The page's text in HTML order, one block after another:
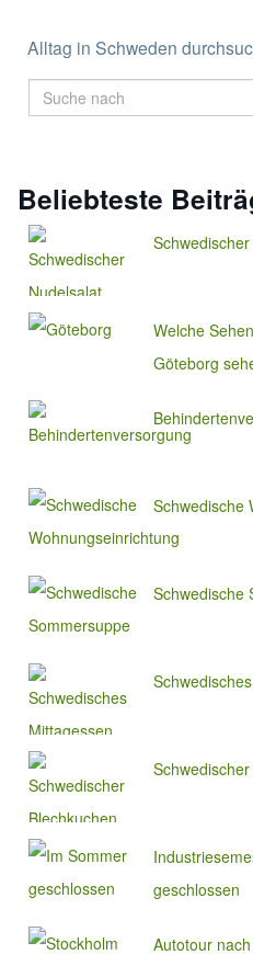
Alltag in Schweden
Beliebteste
Welche
Göteborg
Schwedische
Schwedische
geschlossen
Autotour